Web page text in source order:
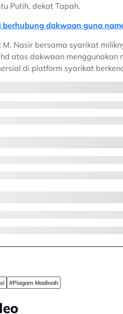
Putih, dekat Tapah.
berhubung dakwaan guna
M. Nasir bersama syarikat
atas dakwaan
di platform syarikat
#Piagam Madinah